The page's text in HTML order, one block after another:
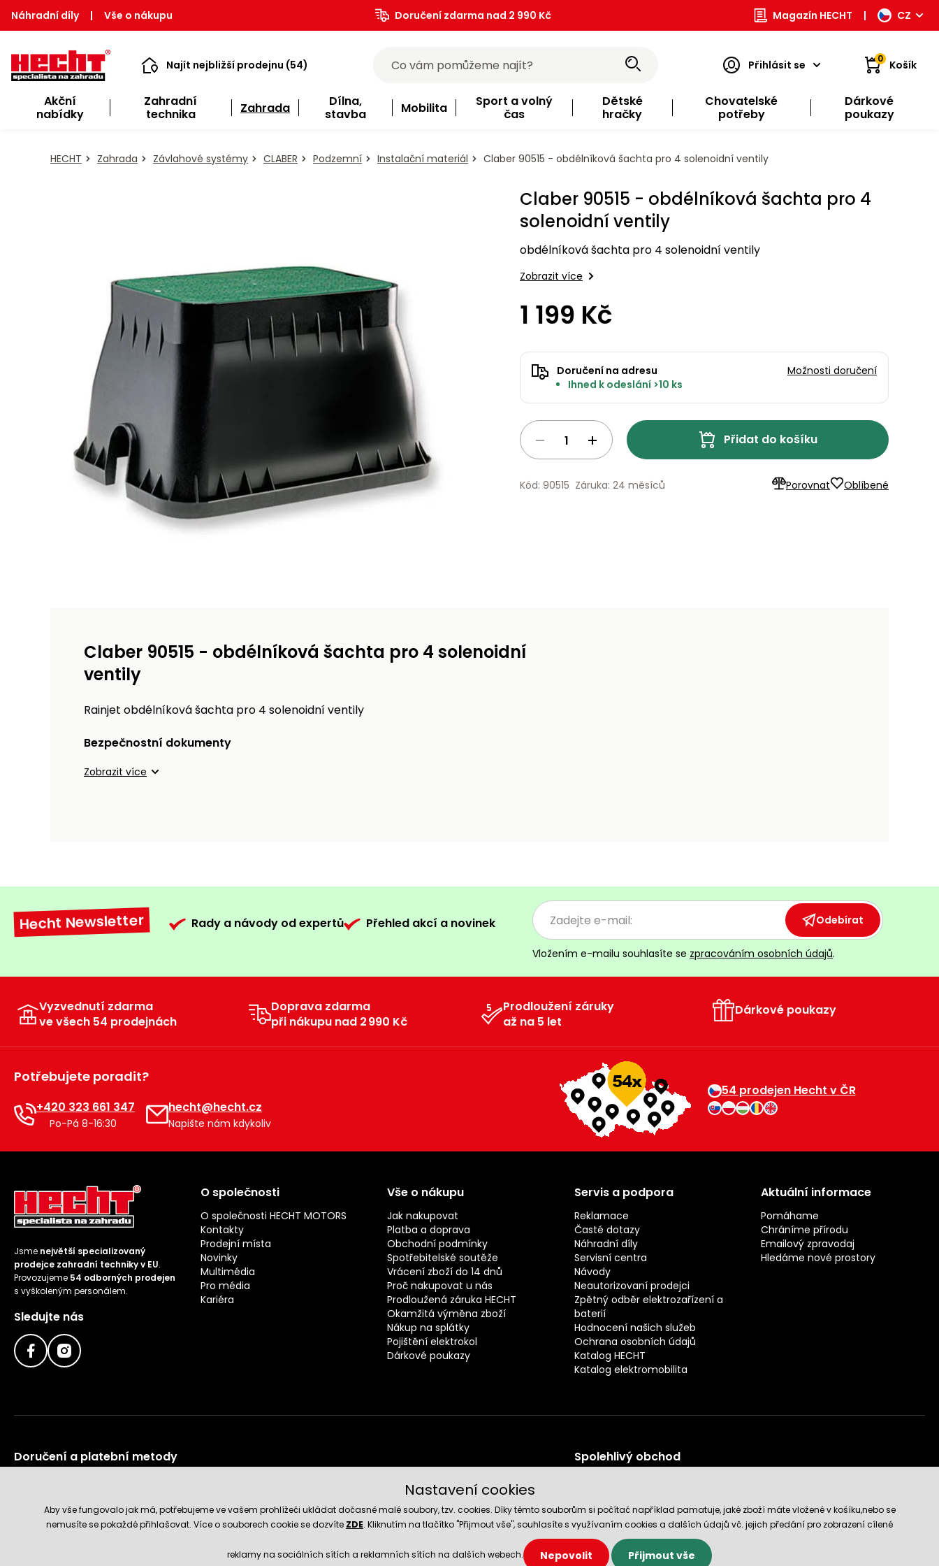
Náhradní díly | Vše o nákupu Doručení zdarma nad 2 990 Kč Magazín HECHT | CZ
Najít nejbližší prodejnu (54) Přihlásit se 0 Košík
Akční
nabídky
Zahradní
technika
Zahrada
Dílna,
stavba
Mobilita
Sport a volný
čas
Dětské
hračky
Chovatelské
potřeby
Dárkové
poukazy
HECHT Zahrada Závlahové systémy CLABER Podzemní Instalační materiál Claber 90515 - obdélníková šachta pro 4 solenoidní ventily
Claber 90515 - obdélníková šachta pro 4
solenoidní ventily
obdélníková šachta pro 4 solenoidní ventily
Zobrazit více
1 199 Kč
Doručení na adresu
Ihned k odeslání >10 ks
Možnosti doručení
Přidat do košíku
Porovnat Oblíbené
Kód: 90515 Záruka: 24 měsíců
Claber 90515 - obdélníková šachta pro 4 solenoidní
ventily
Rainjet obdélníková šachta pro 4 solenoidní ventily
Bezpečnostní dokumenty
Zobrazit více
Hecht Newsletter Rady a návody od expertů Přehled akcí a novinek Odebírat
Vložením e-mailu souhlasíte se zpracováním osobních údajů.
Vyzvednutí zdarma
ve všech 54 prodejnách
Doprava zdarma
při nákupu nad 2 990 Kč
Prodloužení záruky
až na 5 let
Dárkové poukazy
Potřebujete poradit?
+420 323 661 347
Po-Pá 8-16:30
hecht@hecht.cz
Napište nám kdykoliv
54 prodejen Hecht v ČR
Jsme největší specializovaný
prodejce zahradní techniky v EU.
Provozujeme 54 odborných prodejen
s vyškoleným personálem.
Sledujte nás
O společnosti
O společnosti HECHT MOTORS
Kontakty
Prodejní místa
Novinky
Multimédia
Pro média
Kariéra
Vše o nákupu
Jak nakupovat
Platba a doprava
Obchodní podmínky
Spotřebitelské soutěže
Vrácení zboží do 14 dnů
Proč nakupovat u nás
Prodloužená záruka HECHT
Okamžitá výměna zboží
Nákup na splátky
Pojištění elektrokol
Dárkové poukazy
Servis a podpora
Reklamace
Časté dotazy
Náhradní díly
Servisní centra
Návody
Neautorizovaní prodejci
Zpětný odběr elektrozařízení a
baterií
Hodnocení našich služeb
Ochrana osobních údajů
Katalog HECHT
Katalog elektromobilita
Aktuální informace
Pomáhame
Chráníme přírodu
Emailový zpravodaj
Hledáme nové prostory
Doručení a platební metody Spolehlivý obchod
Nastavení cookies
Aby vše fungovalo jak má, potřebujeme ve vašem prohlížeči ukládat dočasně malé soubory, tzv. cookies. Díky těmto souborům si počítač například pamatuje, jaké zboží máte vložené v košíku,nebo se
nemusíte se pokaždé přihlašovat. Více o souborech cookie se dozvíte ZDE. Kliknutím na tlačítko "Přijmout vše", souhlasíte s využívaním cookies a dalších údajů vč. jejich předání pro zobrazení cílené
reklamy na sociálních sítích a reklamních sítích na dalších webech. Nepovolit Přijmout vše